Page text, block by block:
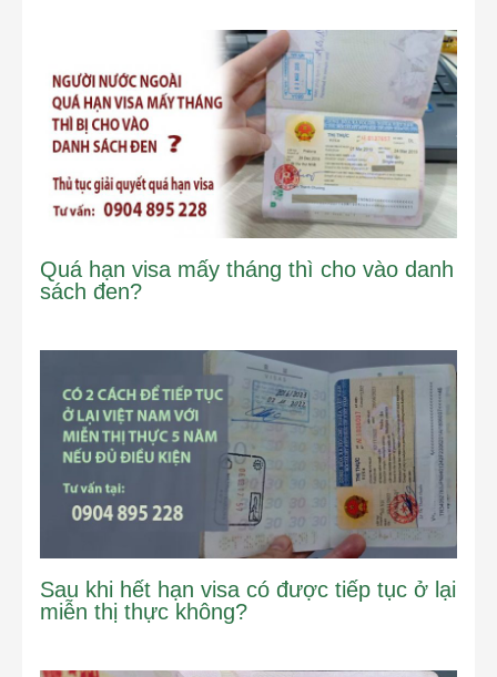
Quá hạn visa mấy tháng thì cho vào danh
sách đen?
Sau khi hết hạn visa có được tiếp tục ở lại
miễn thị thực không?